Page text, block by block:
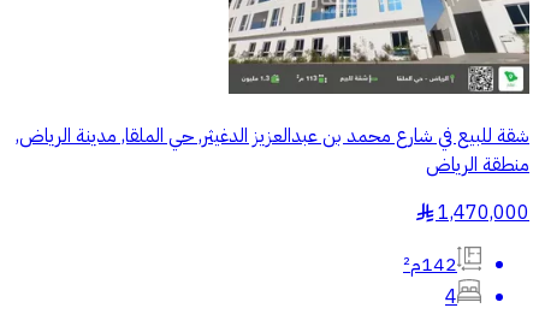
شقة للبيع في شارع محمد بن عبدالعزيز الدغيثر, حي الملقا, مدينة الرياض,
منطقة الرياض
1,470,000
§
142م²
4